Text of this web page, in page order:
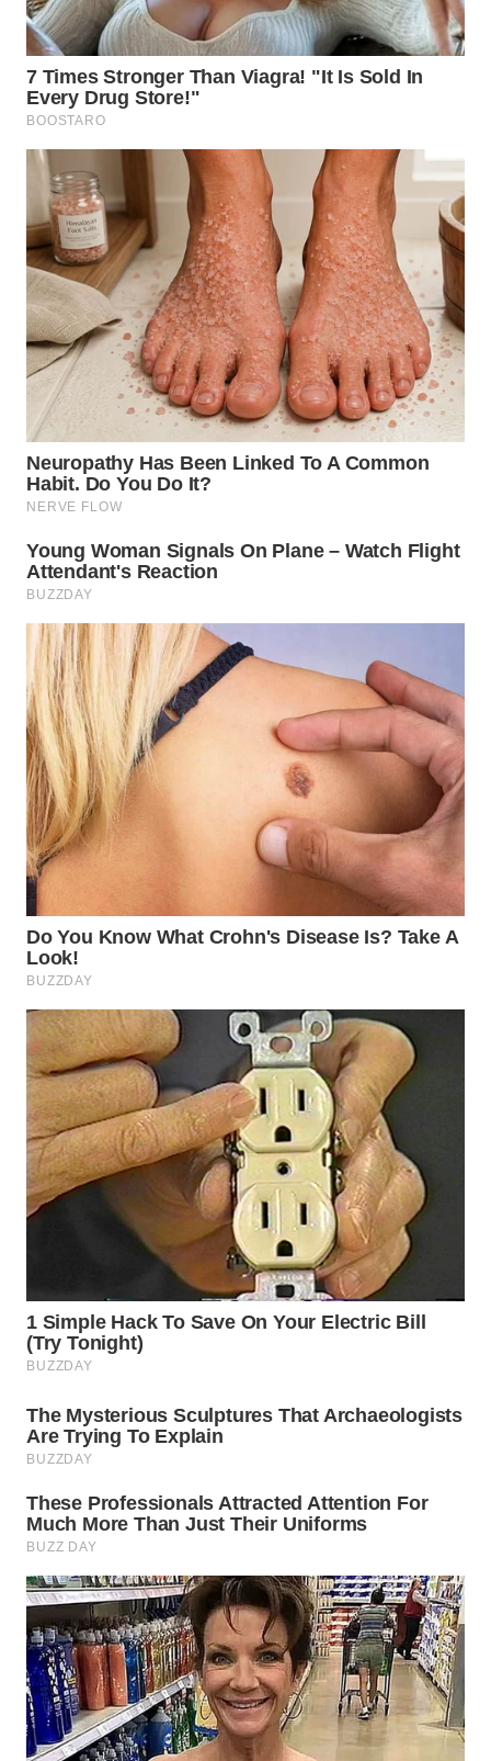
WN
KARO
WN
SIMALUNGUN
WN
LABUHANBATU
WN
TAPANULI
TENGAH
WN DELI
SERDANG
WN
TEBING
TINGGI
WN
PAKPAK
WN
KARAWANG
WN
BEKASI
WN
BOGOR
WN
WN
TAPANULI
WN
SAMOSIR
WN
PADANG
LAWAS
WN
CIANJUR
KEPULAUAN
SERIBU
WN
TANGERANG
WN
BINJAI
WN
CIREBON
WN